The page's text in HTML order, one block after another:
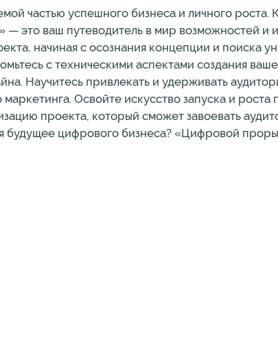
частью успешного бизнеса и личного роста.
это ваш путеводитель в мир возможностей и
начиная с осознания концепции и поиска
с техническими аспектами создания
Научитесь привлекать и удерживать
Освойте искусство запуска и роста
проекта, который сможет завоевать
будущее цифрового бизнеса? «Цифровой